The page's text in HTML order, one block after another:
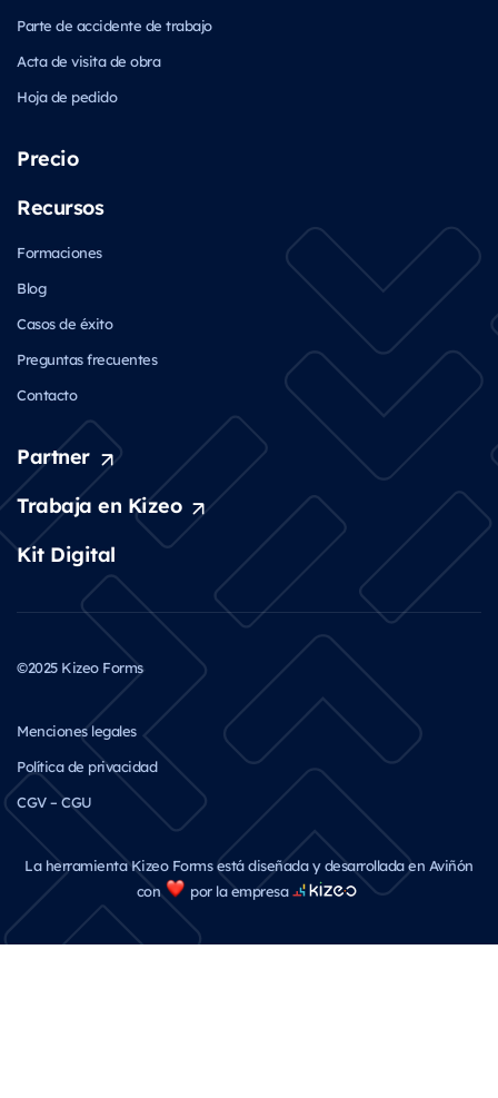
Parte de accidente de trabajo
Acta de visita de obra
Hoja de pedido
Precio
Recursos
Formaciones
Blog
Casos de éxito
Preguntas frecuentes
Contacto
Partner
Trabaja en Kizeo
Kit Digital
©2025 Kizeo Forms
La herramienta Kizeo Forms está diseñada y desarrollada en Aviñón
con
por la empresa
Menciones legales
Política de privacidad
CGV – CGU